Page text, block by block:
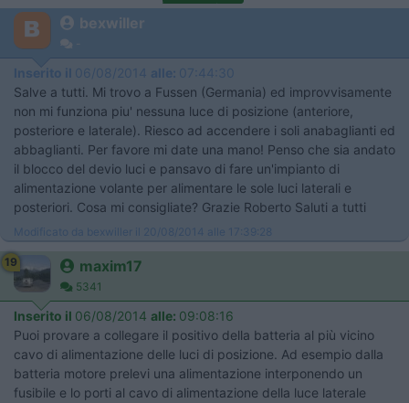
bexwiller
Inserito il 06/08/2014 alle: 07:44:30
Salve a tutti. Mi trovo a Fussen (Germania) ed improvvisamente
non mi funziona piu' nessuna luce di posizione (anteriore,
posteriore e laterale). Riesco ad accendere i soli anabaglianti ed
abbaglianti. Per favore mi date una mano! Penso che sia andato
il blocco del devio luci e pansavo di fare un'impianto di
alimentazione volante per alimentare le sole luci laterali e
posteriori. Cosa mi consigliate? Grazie Roberto Saluti a tutti
Modificato da bexwiller il 20/08/2014 alle 17:39:28
19 maxim17
5341
Inserito il 06/08/2014 alle: 09:08:16
Puoi provare a collegare il positivo della batteria al più vicino
cavo di alimentazione delle luci di posizione. Ad esempio dalla
batteria motore prelevi una alimentazione interponendo un
fusibile e lo porti al cavo di alimentazione della luce laterale